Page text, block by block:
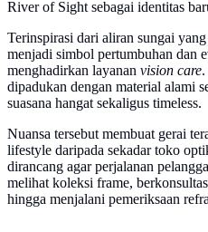
River of Sight sebagai identitas
Terinspirasi dari aliran sungai
menjadi simbol pertumbuhan dan
menghadirkan layanan vision care
dipadukan dengan material alami
suasana hangat sekaligus timeless.
Nuansa tersebut membuat gerai
lifestyle daripada sekadar toko
dirancang agar perjalanan
melihat koleksi frame,
hingga menjalani pemeriksaan